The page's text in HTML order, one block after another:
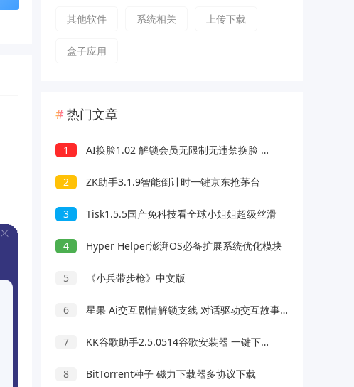
其他软件 系统相关 上传下载
盒子应用
热门文章
1 AI换脸1.02 解锁会员无限制无违禁换脸 支持照片/视频
2 ZK助手3.1.9智能倒计时一键京东抢茅台
3 Tisk1.5.5国产免科技看全球小姐姐超级丝滑
4 Hyper Helper澎湃OS必备扩展系统优化模块
5 《小兵带步枪》中文版
6 星果 Ai交互剧情解锁支线 对话驱动交互故事剧情
7 KK谷歌助手2.5.0514谷歌安装器 一键下载安装
8 BitTorrent种子 磁力下载器多协议下载